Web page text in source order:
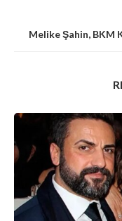
Melike Şahin, BKM